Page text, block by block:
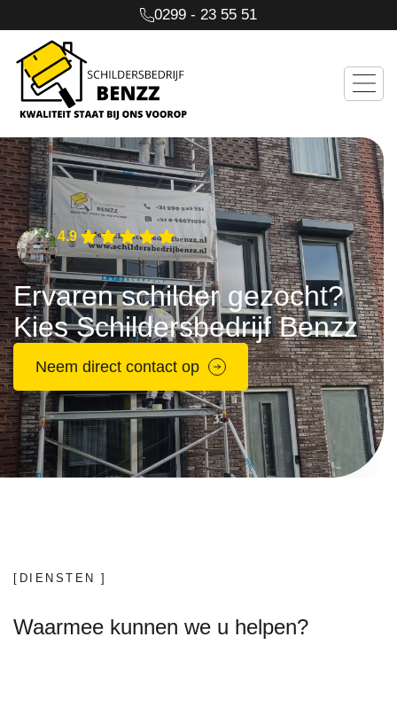
0299 - 23 55 51
4.9
Ervaren schilder gezocht?
Kies Schildersbedrijf Benzz
Neem direct contact op
[DIENSTEN ]
Waarmee kunnen we u helpen?